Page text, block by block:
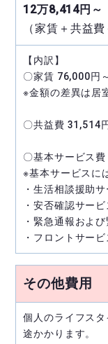
12万8,414円～
（家賃＋共益
【内訳】
〇家賃 76,000円
※金額の差異は居
〇共益費 31,514
〇基本サービス
※基本サービスに
・生活相談援助サ
・安否確認サービ
・緊急通報およ
・フロントサービ
その他費用
個人のライフス
途かかります。